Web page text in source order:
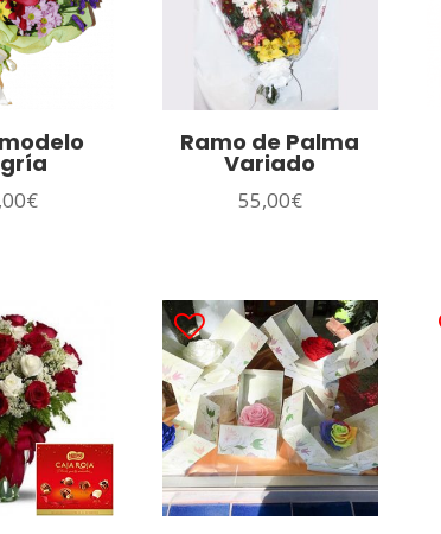
€
Ramo de Palma
Variado
55,00€